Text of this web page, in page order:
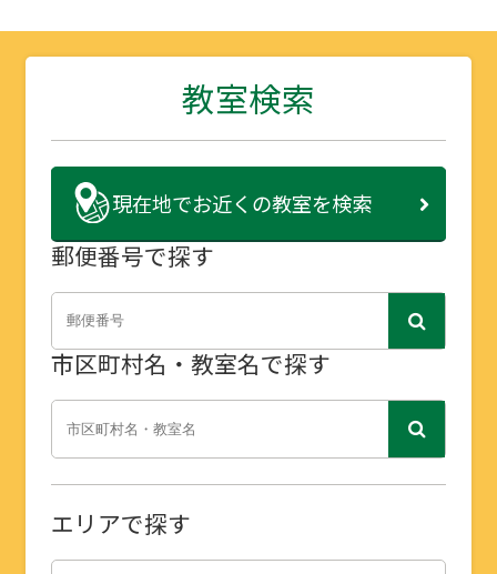
教室検索
現在地でお近くの教室を検索
郵便番号で探す
市区町村名・教室名で探す
エリアで探す